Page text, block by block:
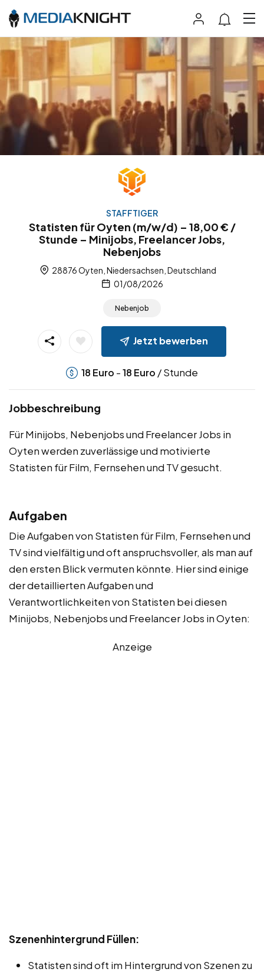
STAFFTIGER
Statisten für Oyten (m/w/d) – 18,00 € /
Stunde – Minijobs, Freelancer Jobs,
Nebenjobs
28876 Oyten, Niedersachsen, Deutschland
01/08/2026
Nebenjob
Jetzt bewerben
18 Euro -18 Euro / Stunde
Jobbeschreibung
Für Minijobs, Nebenjobs und Freelancer Jobs in
Oyten werden zuverlässige und motivierte
Statisten für Film, Fernsehen und TV gesucht.
Aufgaben
Die Aufgaben von Statisten für Film, Fernsehen und
TV sind vielfältig und oft anspruchsvoller, als man auf
den ersten Blick vermuten könnte. Hier sind einige
der detaillierten Aufgaben und
Verantwortlichkeiten von Statisten bei diesen
Minijobs, Nebenjobs und Freelancer Jobs in Oyten:
Anzeige
Szenenhintergrund Füllen:
Statisten sind oft im Hintergrund von Szenen zu